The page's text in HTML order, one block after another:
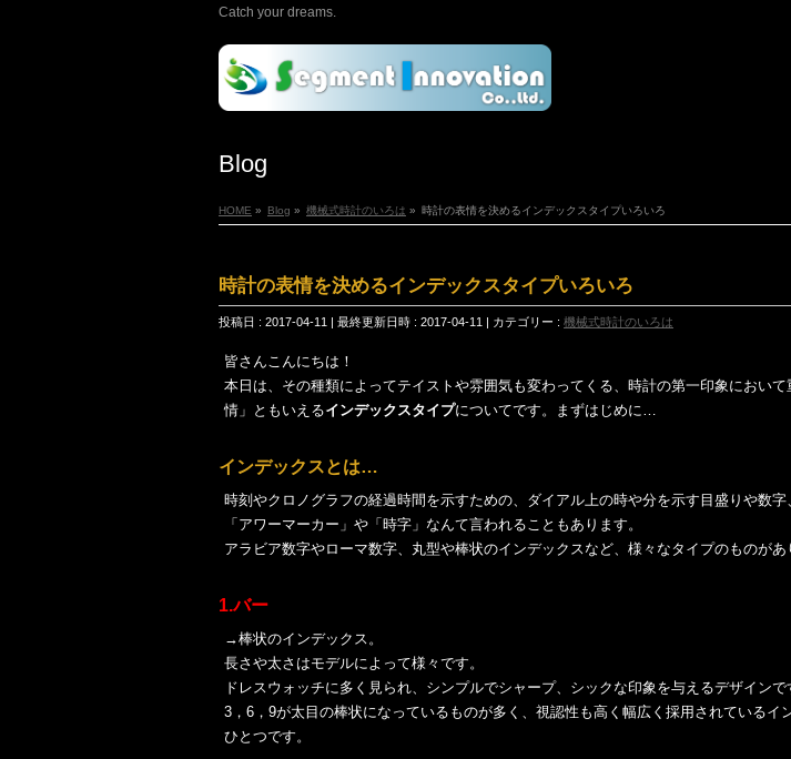
Catch your dreams.
Blog
HOME » Blog » 機械式時計のいろは » 時計の表情を決めるインデックスタイプいろいろ
時計の表情を決めるインデックスタイプいろいろ
投稿日 : 2017-04-11 最終更新日時 : 2017-04-11 カテゴリー : 機械式時計のいろは
皆さんこんにちは！
本日は、その種類によってテイストや雰囲気も変わってくる、時計の第一印象におい
情」ともいえるインデックスタイプについてです。まずはじめに…
インデックスとは…
時刻やクロノグラフの経過時間を示すための、ダイアル上の時や分を示す目盛りや数字
「アワーマーカー」や「時字」なんて言われることもあります。
アラビア数字やローマ数字、丸型や棒状のインデックスなど、様々なタイプのものがあ
1.バー
→棒状のインデックス。
長さや太さはモデルによって様々です。
ドレスウォッチに多く見られ、シンプルでシャープ、シックな印象を与えるデザインで
3，6，9が太目の棒状になっているものが多く、視認性も高く幅広く採用されているイ
ひとつです。